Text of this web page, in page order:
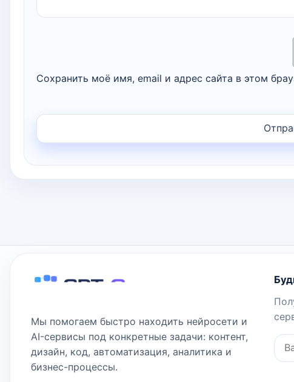
Сохранить моё имя, email и адрес сайта в этом
Мы помогаем быстро находить нейросети и
AI-сервисы под конкретные задачи: контент,
дизайн, код, автоматизация, аналитика и
бизнес-процессы.